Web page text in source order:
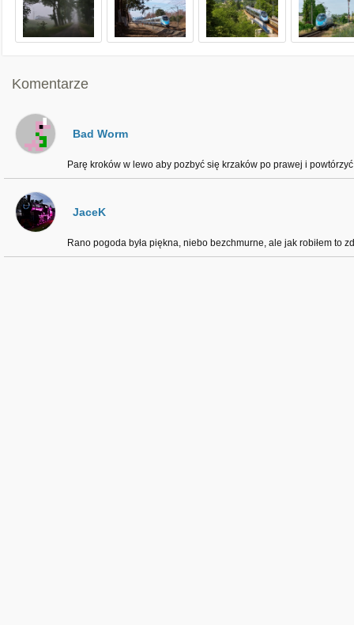
Komentarze
Bad Worm
Parę kroków w lewo aby pozbyć się krzaków po prawej i
JaceK
Rano pogoda była piękna, niebo bezchmurne, ale jak robiłem to